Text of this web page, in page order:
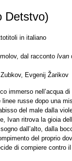
Detstvo)
in italiano
dal racconto Ivan
Evgenij Žarikov
immerso nell’acqua
russe dopo una
del male dalla
Ivan ritrova la gioia
dall’alto, dalla
del proprio
di compiere contro